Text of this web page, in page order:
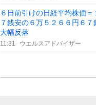
６日前引けの日経平均株価＝
７銭安の６万５２６６円６７
大幅反落
11:31 ウエルスアドバイザー